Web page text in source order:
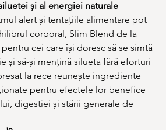
și al energiei naturale
alert și tentațiile alimentare pot
corporal, Slim Blend de la
cei care își doresc să se simtă
și să-și mențină silueta fără eforturi
la rece reunește ingrediente
pentru efectele lor benefice
digestiei și stării generale de